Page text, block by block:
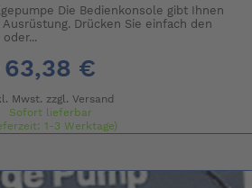
Die Bedienkonsole gibt Ihnen
Drücken Sie einfach den
63,38 €
Mwst. zzgl. Versand
Sofort lieferbar
1-3 Werktage)